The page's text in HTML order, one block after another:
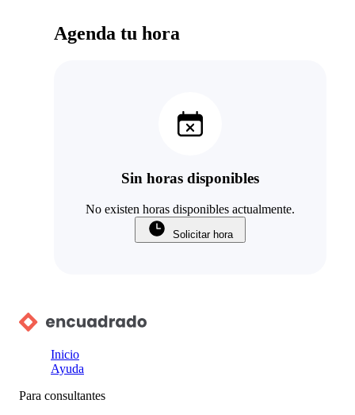
Agenda tu hora
Sin horas disponibles
No existen horas disponibles actualmente.
Solicitar hora
Inicio
Ayuda
Para consultantes